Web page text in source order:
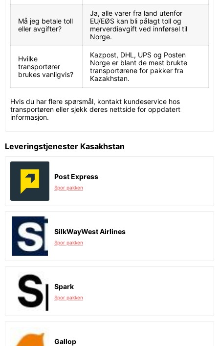
Må jeg betale toll
eller avgifter?
Ja, alle varer fra land utenfor
EU/EØS kan bli pålagt toll og
merverdiavgift ved innførsel til
Norge.
Hvilke
transportører
brukes vanligvis?
Kazpost, DHL, UPS og Posten
Norge er blant de mest brukte
transportørene for pakker fra
Kazakhstan.
Hvis du har flere spørsmål, kontakt kundeservice hos
transportøren eller sjekk deres nettside for oppdatert
informasjon.
Leveringstjenester Kasakhstan
Post Express
Spor pakken
SilkWayWest Airlines
Spor pakken
Spark
Spor pakken
Gallop